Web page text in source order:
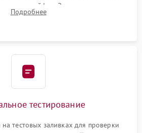
шлейфов. Закрытие корпуса.
программного обеспечения.
Подробнее
тестирование
тестовых заливках для проверки